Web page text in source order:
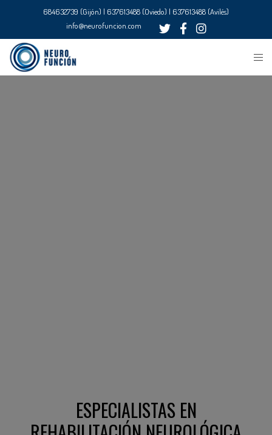
684632739 (Gijón) | 637613488 (Oviedo) | 637613488 (Avilés)
info@neurofuncion.com
ESPECIALISTAS EN